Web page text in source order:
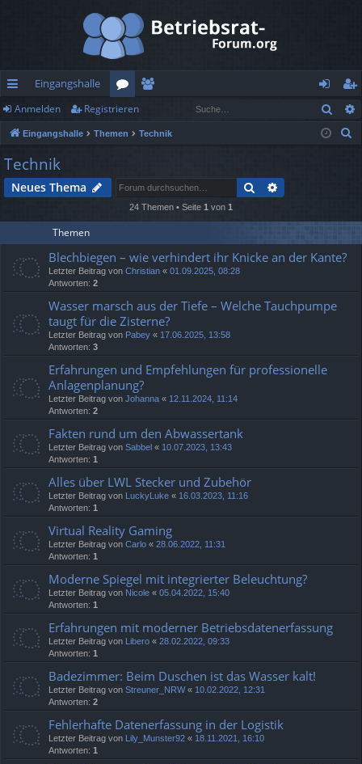
ch
ne
llz
ug
f
Eingangshalle
or
en
lie
r
n
m
eg
ist
Anmelden Registrieren
Eingangshalle Themen Technik
Technik
Neues Thema Suche
24 Themen • Seite 1 von 1
Themen
Blechbiegen – wie verhindert ihr Knicke an der Kante?
Letzter Beitrag von Christian « 01.09.2025, 08:28
Antworten: 2
Wasser marsch aus der Tiefe – Welche Tauchpumpe
taugt für die Zisterne?
Letzter Beitrag von Pabey « 17.06.2025, 13:58
Antworten: 3
Erfahrungen und Empfehlungen für professionelle
Anlagenplanung?
Letzter Beitrag von Johanna « 12.11.2024, 11:14
Antworten: 2
Fakten rund um den Abwassertank
Letzter Beitrag von Sabbel « 10.07.2023, 13:43
Antworten: 1
Alles über LWL Stecker und Zubehör
Letzter Beitrag von LuckyLuke « 16.03.2023, 11:16
Antworten: 1
Virtual Reality Gaming
Letzter Beitrag von Carlo « 28.06.2022, 11:31
Antworten: 1
Moderne Spiegel mit integrierter Beleuchtung?
Letzter Beitrag von Nicole « 05.04.2022, 15:40
Antworten: 1
Erfahrungen mit moderner Betriebsdatenerfassung
Letzter Beitrag von Libero « 28.02.2022, 09:33
Antworten: 1
Badezimmer: Beim Duschen ist das Wasser kalt!
Letzter Beitrag von Streuner_NRW« 10.02.2022, 12:31
Antworten: 2
Fehlerhafte Datenerfassung in der Logistik
Letzter Beitrag von Lily_Munster92 « 18.11.2021, 16:10
Antworten: 1